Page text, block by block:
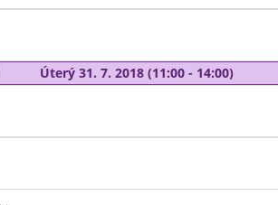
Úterý 31. 7. 2018 (11:00 - 14:00)